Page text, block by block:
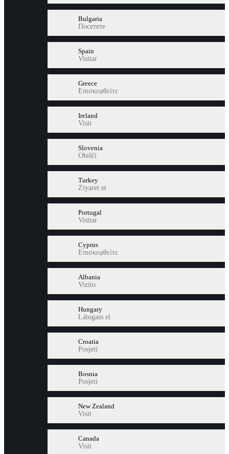
Bulgaria
Посетете
Spain
Visitar
Greece
Επισκεφθείτε
Ireland
Visit
Slovenia
Obišči
Turkey
Ziyaret et
Portugal
Visitar
Cyprus
Επισκεφθείτε
Albania
Vizito
Hungary
Látogass el
Croatia
Posjeti
Bosnia
Posjeti
New Zealand
Visit
Canada
Visit